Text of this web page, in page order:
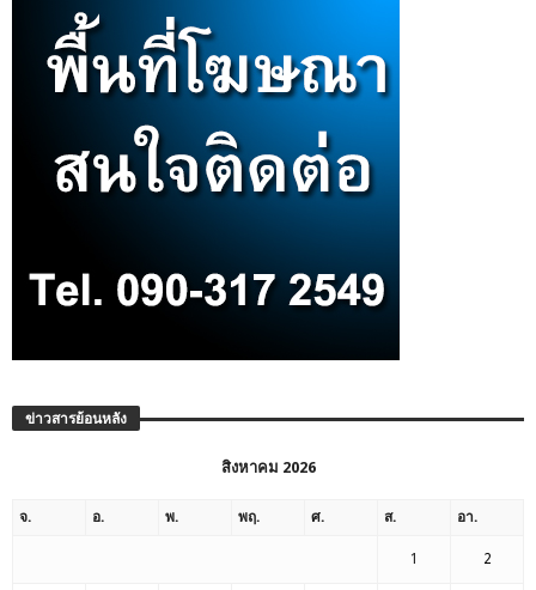
ข่าวสารย้อนหลัง
สิงหาคม 2026
จ. อ. พ. พฤ. ศ. ส. อา.
1 2